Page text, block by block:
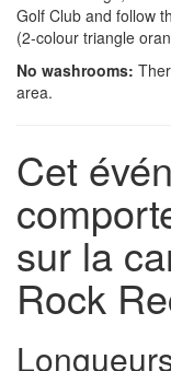
Golf Club and follow
(2-colour triangle
No washrooms:
area.
Cet
sur la
Rock